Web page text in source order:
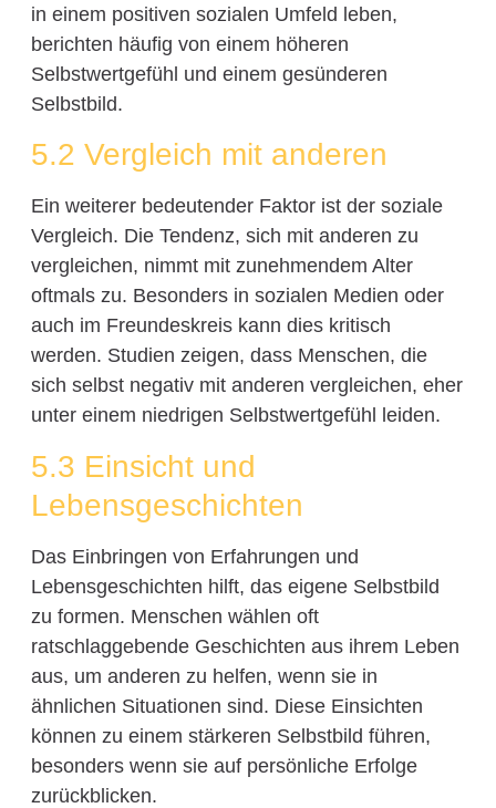
in einem positiven sozialen Umfeld leben,
berichten häufig von einem höheren
Selbstwertgefühl und einem gesünderen
Selbstbild.
5.2 Vergleich mit anderen
Ein weiterer bedeutender Faktor ist der soziale
Vergleich. Die Tendenz, sich mit anderen zu
vergleichen, nimmt mit zunehmendem Alter
oftmals zu. Besonders in sozialen Medien oder
auch im Freundeskreis kann dies kritisch
werden. Studien zeigen, dass Menschen, die
sich selbst negativ mit anderen vergleichen, eher
unter einem niedrigen Selbstwertgefühl leiden.
5.3 Einsicht und
Lebensgeschichten
Das Einbringen von Erfahrungen und
Lebensgeschichten hilft, das eigene Selbstbild
zu formen. Menschen wählen oft
ratschlaggebende Geschichten aus ihrem Leben
aus, um anderen zu helfen, wenn sie in
ähnlichen Situationen sind. Diese Einsichten
können zu einem stärkeren Selbstbild führen,
besonders wenn sie auf persönliche Erfolge
zurückblicken.